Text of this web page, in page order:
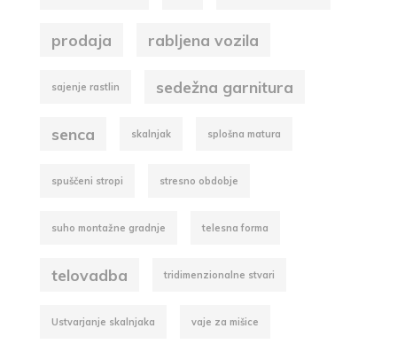
prodaja rabljena vozila
sajenje rastlin sedežna garnitura
senca skalnjak splošna matura
spuščeni stropi stresno obdobje
suho montažne gradnje telesna forma
telovadba tridimenzionalne stvari
Ustvarjanje skalnjaka vaje za mišice